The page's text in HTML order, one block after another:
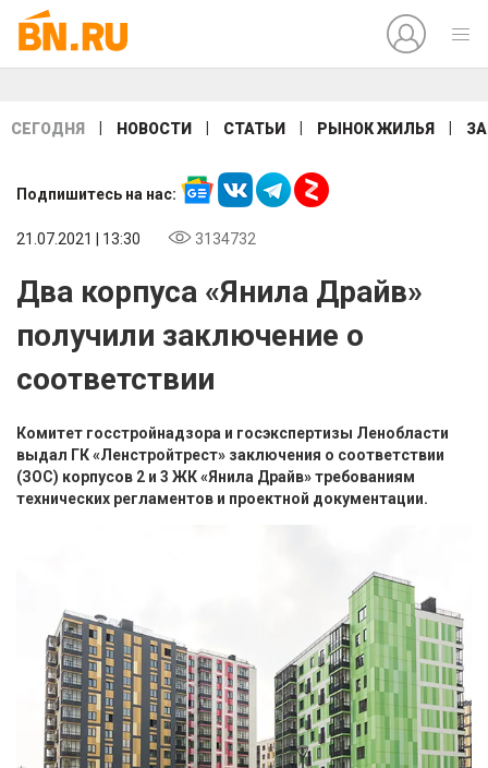
СЕГОДНЯ НОВОСТИ СТАТЬИ РЫНОК ЖИЛЬЯ
Подпишитесь на нас:
21.07.2021 | 13:30 3134732
Два корпуса «Янила Драйв»
получили заключение о
соответствии
Комитет госстройнадзора и госэкспертизы Ленобласти
выдал ГК «Ленстройтрест» заключения о соответствии
(ЗОС) корпусов 2 и 3 ЖК «Янила Драйв» требованиям
технических регламентов и проектной документации.